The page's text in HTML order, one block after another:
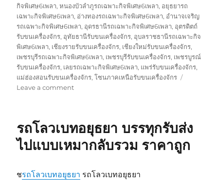
กิจพิเศษ6เพลา,หนองบัวลำภูรถเฉพาะกิจพิเศษ6เพลา, อยุธยารถ
เฉพาะกิจพิเศษ6เพลา, อ่างทองรถเฉพาะกิจพิเศษ6เพลา, อำนาจเจริญ
รถเฉพาะกิจพิเศษ6เพลา, อุดรธานีรถเฉพาะกิจพิเศษ6เพลา, อุตรดิตถ์
รับขนเครื่องจักร, อุทัยธานีรับขนเครื่องจักร, อุบลราชธานีรถเฉพาะกิจ
พิเศษ6เพลา, เชียงรายรับขนเครื่องจักร, เชียงใหม่รับขนเครื่องจักร,
เพชรบุรีรถเฉพาะกิจพิเศษ6เพลา, เพชรบุรีรับขนเครื่องจักร, เพชรบูรณ์
รับขนเครื่องจักร, เลยรถเฉพาะกิจพิเศษ6เพลา, แพร่รับขนเครื่องจักร,
แม่ฮ่องสอนรับขนเครื่องจักร,โซนภาคเหนือรับขนเครื่องจักร
Leave a commenton
บรรทุก
ส่ง
เหมา
รถโลวเบทอยุธยา บรรทุกรับส่ง
ไปแบบเหมากลับรวม ราคาถูก
ชรถโลวเบทอยุธยา รถโลวเบทอยุธยา